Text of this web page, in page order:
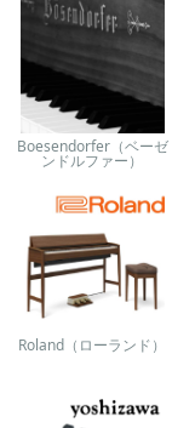
Boesendorfer（ベーゼ
ンドルファー）
Roland（ローランド）